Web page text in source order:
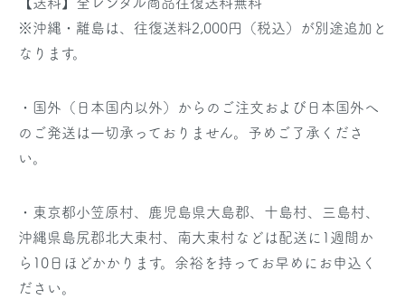
※沖縄・離島は、往復送料2,000円（税込）が別途追加と
なります。
・国外（日本国内以外）からのご注文および日本国外へ
のご発送は一切承っておりません。予めご了承くださ
い。
・東京都小笠原村、鹿児島県大島郡、十島村、三島村、
沖縄県島尻郡北大東村、南大東村などは配送に1週間か
ら10日ほどかかります。余裕を持ってお早めにお申込く
ださい。